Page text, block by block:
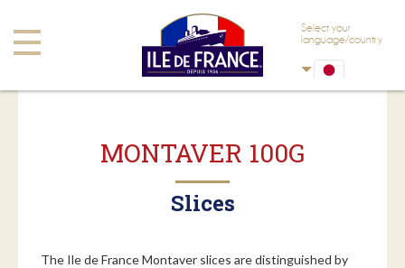
Toggle
navigation
Select your
language/country
MONTAVER 100G
Slices
The Ile de France Montaver slices are distinguished by